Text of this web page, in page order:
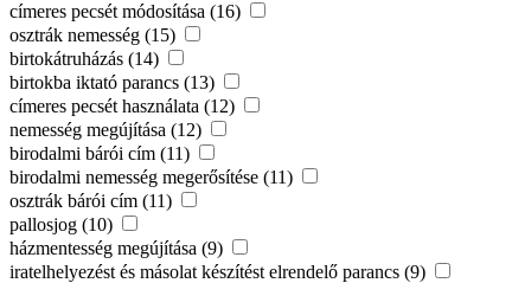
címeres pecsét módosítása (16)
osztrák nemesség (15)
birtokátruházás (14)
birtokba iktató parancs (13)
címeres pecsét használata (12)
nemesség megújítása (12)
birodalmi bárói cím (11)
birodalmi nemesség megerősítése (11)
osztrák bárói cím (11)
pallosjog (10)
házmentesség megújítása (9)
iratelhelyezést és másolat készítést elrendelő parancs (9)